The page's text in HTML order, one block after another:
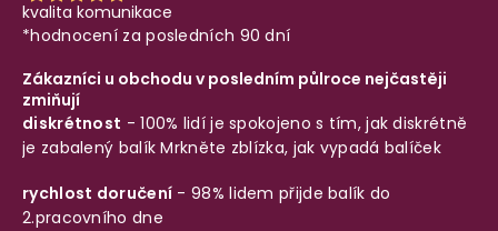
kvalita komunikace
*hodnocení za posledních 90 dní
Zákazníci u obchodu v posledním půlroce nejčastěji
zmiňují
diskrétnost - 100% lidí je spokojeno s tím, jak diskrétně
je zabalený balíkMrkněte zblízka, jak vypadá balíček
rychlost doručení - 98% lidem přijde balík do
2.pracovního dne